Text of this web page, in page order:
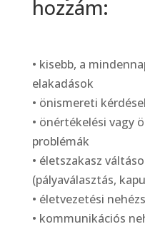
hozzám:
• kisebb, a
elakadások
• önismereti
• önértékelési vagy
problémák
• életszakasz
(pályaválasztás,
• életvezetési
• kommunikációs